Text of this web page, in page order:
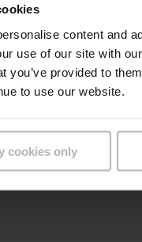
content and
use of our site with
you’ve provided to
to use our website.
cookies only
A